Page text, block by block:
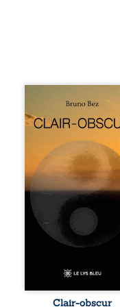
Composé en
obscur aborde
relations
humaines,
nature et
territoires à partir
personnelles.
Entre clarté et
obscurité,
poèmes traduisent
les observations
façonnés au fil
portent un regard
Clair-obscur